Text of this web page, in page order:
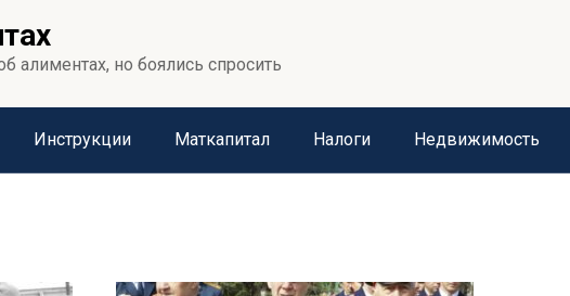
алиментах, но боялись спросить
Инструкции Маткапитал Налоги Недвижимость